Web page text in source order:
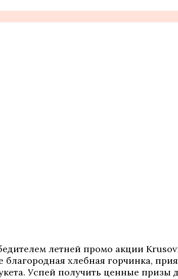
летней промо акции
хлебная горчинка,
Успей получить ценные призы